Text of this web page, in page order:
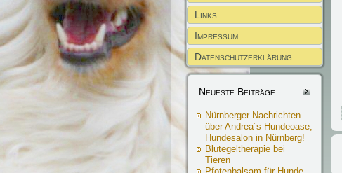
Links
Impressum
Datenschutzerklärung
Neueste Beiträge
Nürnberger Nachrichten
über Andrea´s Hundeoase,
Hundesalon in Nürnberg!
Blutegeltherapie bei
Tieren